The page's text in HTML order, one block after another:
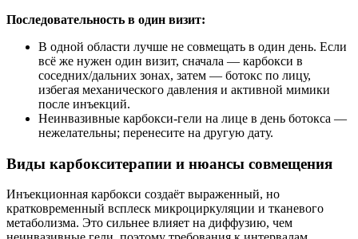
Последовательность в один визит:
В одной области лучше не совмещать в один день. Если
всё же нужен один визит, сначала — карбокси в
соседних/дальних зонах, затем — ботокс по лицу,
избегая механического давления и активной мимики
после инъекций.
Неинвазивные карбокси-гели на лице в день ботокса —
нежелательны; перенесите на другую дату.
Виды карбокситерапии и нюансы совмещения
Инъекционная карбокси создаёт выраженный, но
кратковременный всплеск микроциркуляции и тканевого
метаболизма. Это сильнее влияет на диффузию, чем